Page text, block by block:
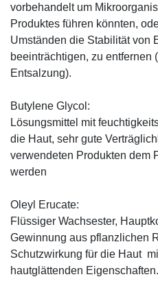
vorbehandelt um
Produktes führen könnten,
Umständen die Stabilität von
beeinträchtigen, zu entfernen
Entsalzung).
Butylene Glycol:
Lösungsmittel mit
die Haut, sehr gute
verwendeten Produkten dem
werden
Oleyl Erucate:
Flüssiger Wachsester,
Gewinnung aus pflanzlichen
Schutzwirkung für die Haut
hautglättenden Eigenschaften.